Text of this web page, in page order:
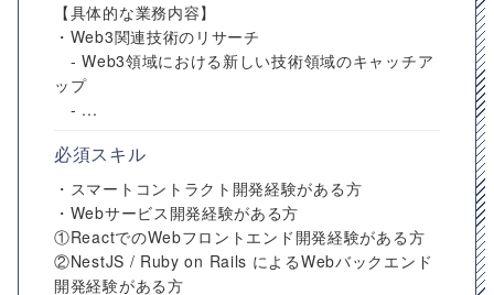
【具体的な業務内容】
・Web3関連技術のリサーチ
- Web3領域における新しい技術領域のキャッチア
ップ
- ...
必須スキル
・スマートコントラクト開発経験がある方
・Webサービス開発経験がある方
①ReactでのWebフロントエンド開発経験がある方
②NestJS / Ruby on Rails によるWebバックエンド
開発経験がある方